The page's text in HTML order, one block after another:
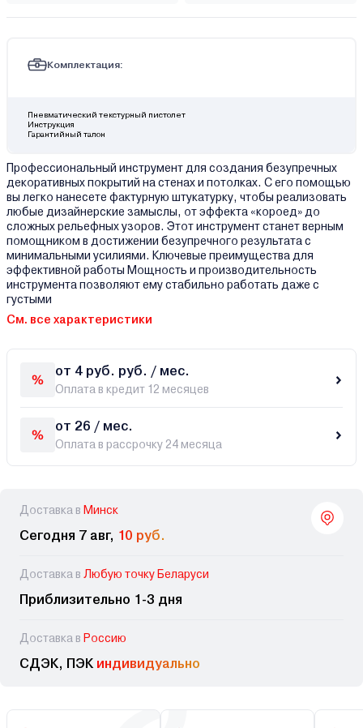
Комплектация:
Пневматический текстурный пистолет
Инструкция
Гарантийный талон
Профессиональный инструмент для создания безупречных
декоративных покрытий на стенах и потолках. С его помощью
вы легко нанесете фактурную штукатурку, чтобы реализовать
любые дизайнерские замыслы, от эффекта «короед» до
сложных рельефных узоров. Этот инструмент станет верным
помощником в достижении безупречного результата с
минимальными усилиями. Ключевые преимущества для
эффективной работы Мощность и производительность
инструмента позволяют ему стабильно работать даже с
густыми
См. все характеристики
от 4 руб. руб. / мес.
Оплата в кредит 12 месяцев
от 26 / мес.
Оплата в рассрочку 24 месяца
Доставка в Минск
Сегодня 7 авг, 10 руб.
Доставка в Любую точку Беларуси
Приблизительно 1-3 дня
Доставка в Россию
СДЭК, ПЭК индивидуально